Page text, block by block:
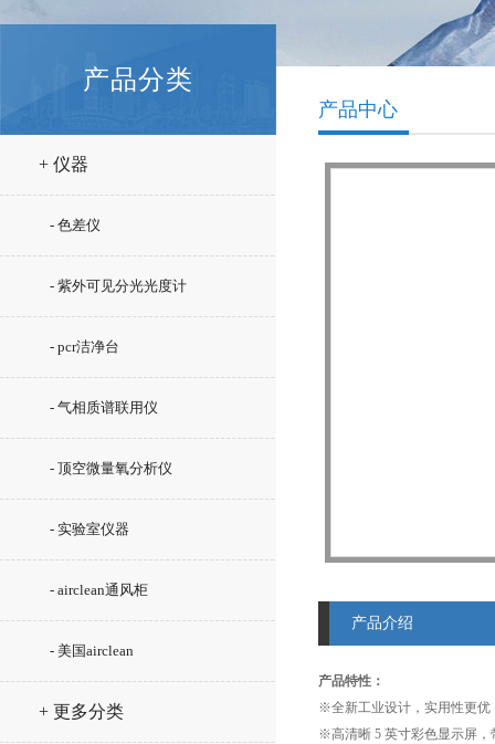
产品分类
+ 仪器
- 色差仪
- 紫外可见分光光度计
- pcr洁净台
- 气相质谱联用仪
- 顶空微量氧分析仪
- 实验室仪器
- airclean通风柜
- 美国airclean
+ 更多分类
产品中心
产品介绍
产品特性：
※全新工业设计，实用性更优
※高清晰 5 英寸彩色显示屏